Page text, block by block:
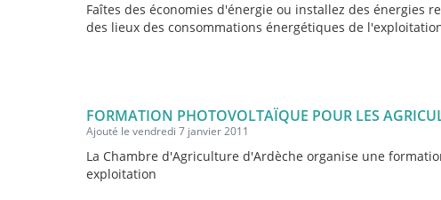
Faîtes des économies d'énergie ou installez des énergies
des lieux des consommations énergétiques de
FORMATION PHOTOVOLTAÏQUE POUR LES
Ajouté le vendredi 7 janvier 2011
La Chambre d'Agriculture d'Ardèche organise une
exploitation